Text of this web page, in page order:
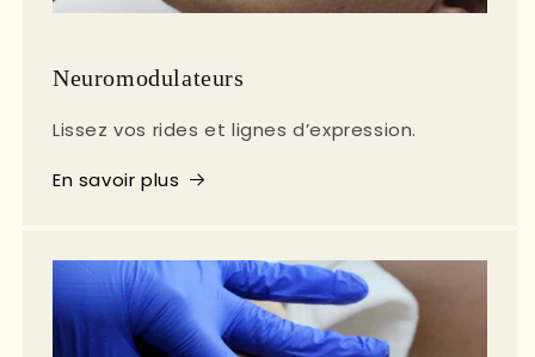
Neuromodulateurs
Lissez vos rides et lignes d’expression.
En savoir plus